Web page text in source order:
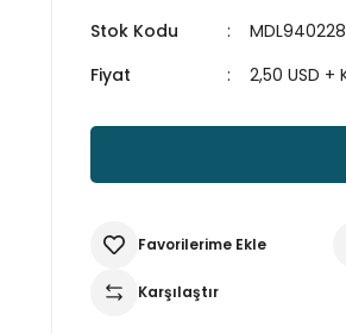
Stok Kodu
MDL940228
Fiyat
2,50 USD +
Karşılaştır